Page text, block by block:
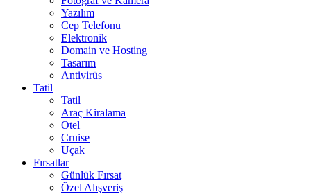
Yazılım
Cep Telefonu
Elektronik
Domain ve Hosting
Tasarım
Antivirüs
Tatil
Tatil
Araç Kiralama
Otel
Cruise
Uçak
Fırsatlar
Günlük Fırsat
Özel Alışveriş